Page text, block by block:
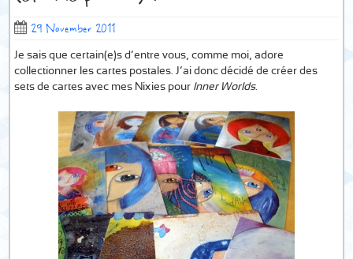
29 November 2011
Je sais que certain(e)s d’entre vous, comme moi, adore
collectionner les cartes postales. J’ai donc décidé de créer des
sets de cartes avec mes Nixies pour Inner Worlds.